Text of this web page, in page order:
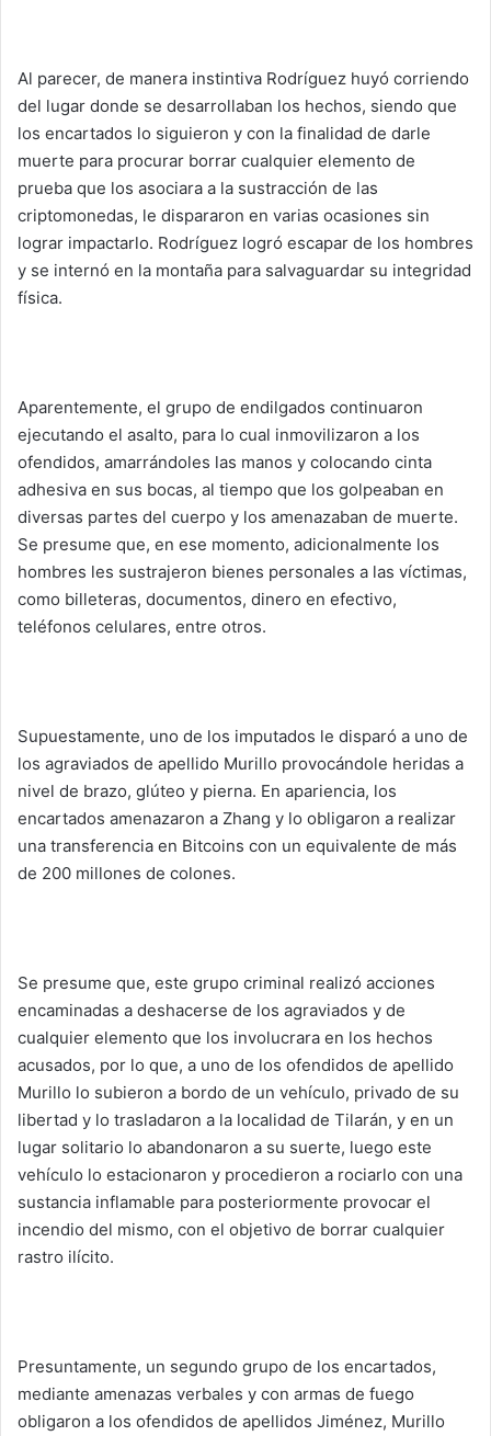
Al parecer, de manera instintiva Rodríguez huyó corriendo
del lugar donde se desarrollaban los hechos, siendo que
los encartados lo siguieron y con la finalidad de darle
muerte para procurar borrar cualquier elemento de
prueba que los asociara a la sustracción de las
criptomonedas, le dispararon en varias ocasiones sin
lograr impactarlo. Rodríguez logró escapar de los hombres
y se internó en la montaña para salvaguardar su integridad
física.
Aparentemente, el grupo de endilgados continuaron
ejecutando el asalto, para lo cual inmovilizaron a los
ofendidos, amarrándoles las manos y colocando cinta
adhesiva en sus bocas, al tiempo que los golpeaban en
diversas partes del cuerpo y los amenazaban de muerte.
Se presume que, en ese momento, adicionalmente los
hombres les sustrajeron bienes personales a las víctimas,
como billeteras, documentos, dinero en efectivo,
teléfonos celulares, entre otros.
Supuestamente, uno de los imputados le disparó a uno de
los agraviados de apellido Murillo provocándole heridas a
nivel de brazo, glúteo y pierna. En apariencia, los
encartados amenazaron a Zhang y lo obligaron a realizar
una transferencia en Bitcoins con un equivalente de más
de 200 millones de colones.
Se presume que, este grupo criminal realizó acciones
encaminadas a deshacerse de los agraviados y de
cualquier elemento que los involucrara en los hechos
acusados, por lo que, a uno de los ofendidos de apellido
Murillo lo subieron a bordo de un vehículo, privado de su
libertad y lo trasladaron a la localidad de Tilarán, y en un
lugar solitario lo abandonaron a su suerte, luego este
vehículo lo estacionaron y procedieron a rociarlo con una
sustancia inflamable para posteriormente provocar el
incendio del mismo, con el objetivo de borrar cualquier
rastro ilícito.
Presuntamente, un segundo grupo de los encartados,
mediante amenazas verbales y con armas de fuego
obligaron a los ofendidos de apellidos Jiménez, Murillo